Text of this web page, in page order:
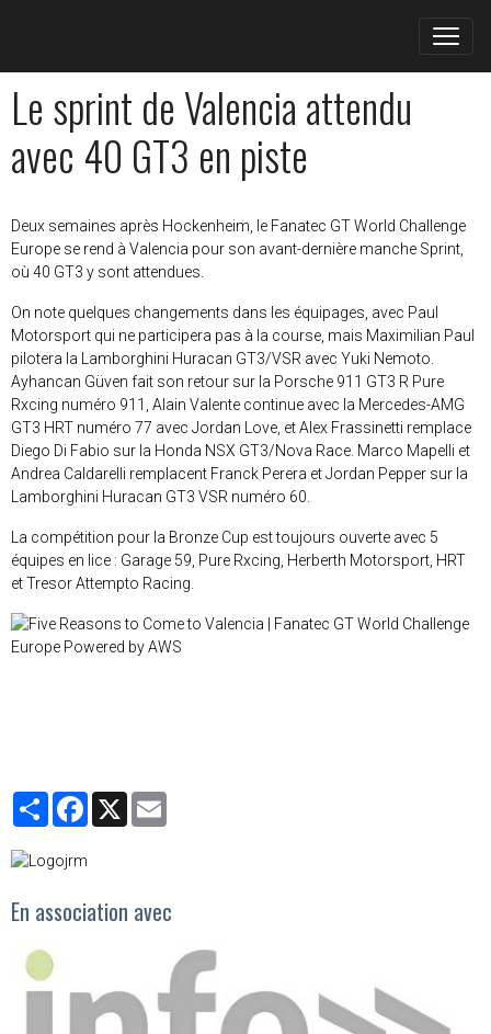
Le sprint de Valencia attendu
avec 40 GT3 en piste
Deux semaines après Hockenheim, le Fanatec GT World Challenge
Europe se rend à Valencia pour son avant-dernière manche Sprint,
où 40 GT3 y sont attendues.
On note quelques changements dans les équipages, avec Paul
Motorsport qui ne participera pas à la course, mais Maximilian Paul
pilotera la Lamborghini Huracan GT3/VSR avec Yuki Nemoto.
Ayhancan Güven fait son retour sur la Porsche 911 GT3 R Pure
Rxcing numéro 911, Alain Valente continue avec la Mercedes-AMG
GT3 HRT numéro 77 avec Jordan Love, et Alex Frassinetti remplace
Diego Di Fabio sur la Honda NSX GT3/Nova Race. Marco Mapelli et
Andrea Caldarelli remplacent Franck Perera et Jordan Pepper sur la
Lamborghini Huracan GT3 VSR numéro 60.
La compétition pour la Bronze Cup est toujours ouverte avec 5
équipes en lice : Garage 59, Pure Rxcing, Herberth Motorsport, HRT
et Tresor Attempto Racing.
PartagerFacebook
X
En association avec